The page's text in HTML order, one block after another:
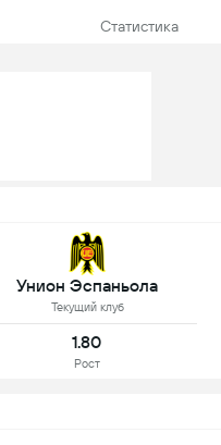
Статистика
Унион Эспаньола
Текущий клуб
1.80
Рост